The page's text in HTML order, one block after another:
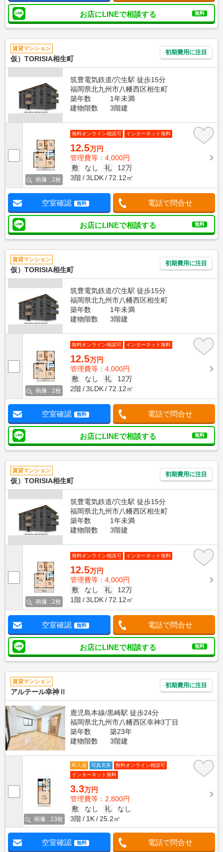
お店にLINEで相談する 無料
賃貸マンション
仮）TORISIA相生町
初期費用に注目
筑豊電気鉄道/穴生駅 徒歩15分
福岡県北九州市八幡西区相生町
築年数
1年未満
建物階数
3階建
画像 : 2枚
無料オンライン相談可 インターネット無料
12.5万円
管理費等：4,000円
敷
なし 礼
12万
3階
3LDK 72.12㎡
空室確認 無料 電話で問合せ
お店にLINEで相談する 無料
賃貸マンション
仮）TORISIA相生町
初期費用に注目
筑豊電気鉄道/穴生駅 徒歩15分
福岡県北九州市八幡西区相生町
築年数
1年未満
建物階数
3階建
画像 : 2枚
無料オンライン相談可 インターネット無料
12.5万円
管理費等：4,000円
敷
なし 礼
12万
2階
3LDK 72.12㎡
空室確認 無料 電話で問合せ
お店にLINEで相談する 無料
賃貸マンション
仮）TORISIA相生町
初期費用に注目
筑豊電気鉄道/穴生駅 徒歩15分
福岡県北九州市八幡西区相生町
築年数
1年未満
建物階数
3階建
画像 : 2枚
無料オンライン相談可 インターネット無料
12.5万円
管理費等：4,000円
敷
なし 礼
12万
1階
3LDK 72.12㎡
空室確認 無料 電話で問合せ
お店にLINEで相談する 無料
賃貸マンション
アルテール幸神Ⅱ
初期費用に注目
鹿児島本線/黒崎駅 徒歩24分
福岡県北九州市八幡西区幸神3丁目
築年数
築23年
建物階数
3階建
画像 : 23枚
即入居 写真充実
無料オンライン相談可
インターネット無料
3.3万円
管理費等：2,800円
敷
なし 礼
なし
3階
1K 25.2㎡
空室確認 無料 電話で問合せ